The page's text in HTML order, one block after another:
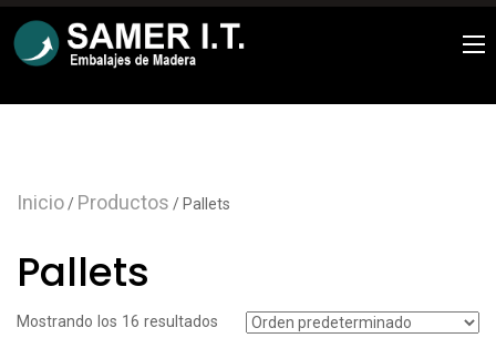
Inicio/ Productos / Pallets
Pallets
Mostrando los 16 resultados